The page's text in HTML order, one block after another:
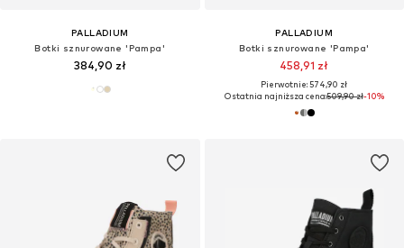
PALLADIUM
Botki sznurowane 'Pampa'
384,90 zł
PALLADIUM
Botki sznurowane 'Pampa'
458,91 zł
Pierwotnie: 574,90 zł
Ostatnia najniższa cena:509,90 zł-10%